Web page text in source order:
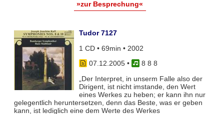
»zur Besprechung«
Tudor 7127
1 CD • 69min • 2002
07.12.2005•
8 8 8
„Der Interpret, in unserm Falle also der
Dirigent, ist nicht imstande, den Wert
eines Werkes zu heben; er kann ihn nur
gelegentlich heruntersetzen, denn das Beste, was er geben
kann, ist lediglich eine dem Werte des Werkes